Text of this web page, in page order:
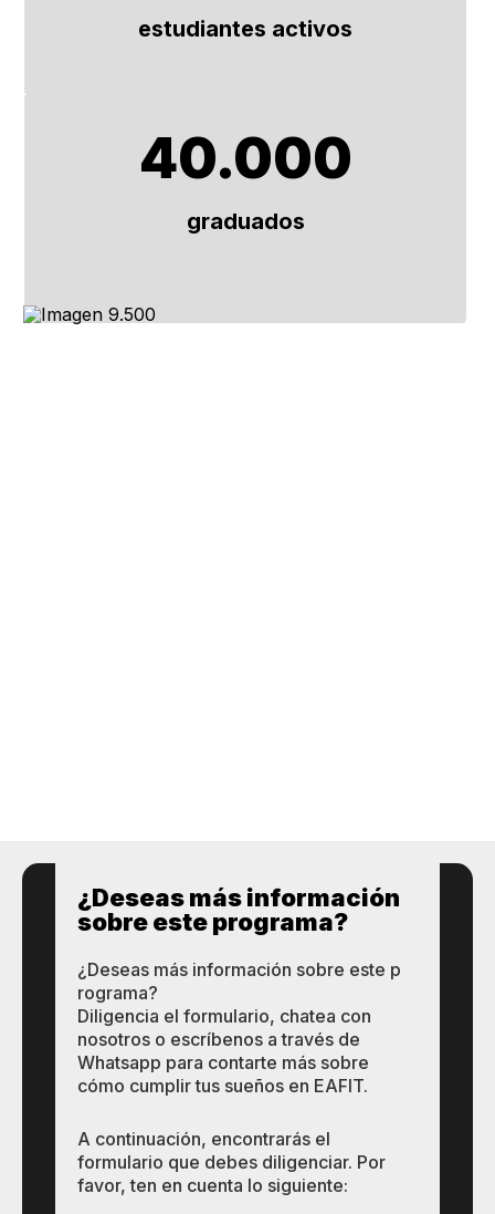
estudiantes activos
40.000
graduados
¿Deseas más información
so​bre este​ p​rograma?
¿Deseas más información so​bre este​ p​
rograma?
Diligencia el formulario, chatea con
nosotros o escríbenos a través de
Whatsapp para contarte más sobre
cómo cumplir tus sueños en EAFIT.
A continuación, encontrarás el
formulario que debes diligenciar. Por
favor, ten en cuenta lo siguiente: